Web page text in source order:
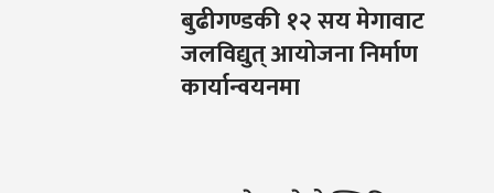
बुढीगण्डकी १२ सय मेगावाट
जलविद्युत् आयोजना निर्माण
कार्यान्वयनमा